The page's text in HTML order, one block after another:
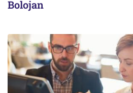
Bolojan